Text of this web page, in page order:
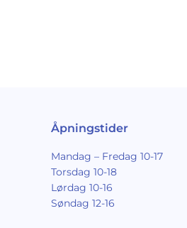
Åpningstider
Mandag – Fredag 10-17
Torsdag 10-18
Lørdag 10-16
Søndag 12-16